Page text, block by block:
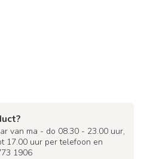
van ma - do 08.30 - 23.00 uur,
17.00 uur per telefoon en
1906